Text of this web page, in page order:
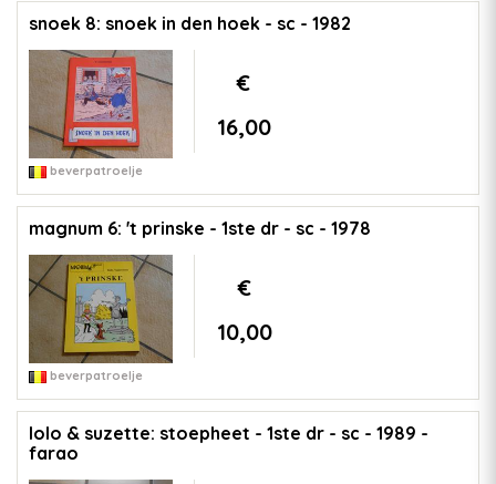
snoek 8: snoek in den hoek - sc - 1982
€
16,00
beverpatroelje
magnum 6: 't prinske - 1ste dr - sc - 1978
€
10,00
beverpatroelje
lolo & suzette: stoepheet - 1ste dr - sc - 1989 -
farao